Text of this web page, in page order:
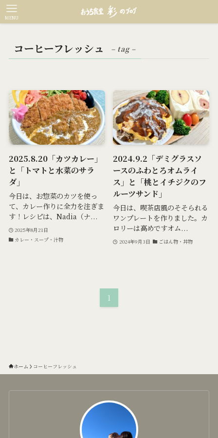
MENU
コーヒーフレッシュ – tag –
2025.8.20「カツカレー」
と「トマトと水菜のサラ
ダ」
今日は、お惣菜のカツを使っ
て、カレー作りに全力を注ぎま
す！レシピは、Nadia（ナ...
2025年8月21日
カレー・スープ・汁物
2024.9.2「デミグラスソ
ースのふわとろオムライ
ス」と「桃とイチジクのフ
ルーツサンド」
今日は、喫茶店風のそそられる
ワンプレートを作りました。カ
ロリーは高めですオム...
2024年9月3日 ごはん物・丼物
1
ホーム コーヒーフレッシュ